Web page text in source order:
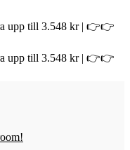
upp till 3.548 kr | 👉👉
upp till 3.548 kr | 👉👉